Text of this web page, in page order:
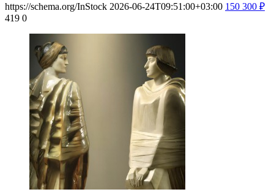
https://schema.org/InStock 2026-06-24T09:51:00+03:00 150 300 ₽
419 0